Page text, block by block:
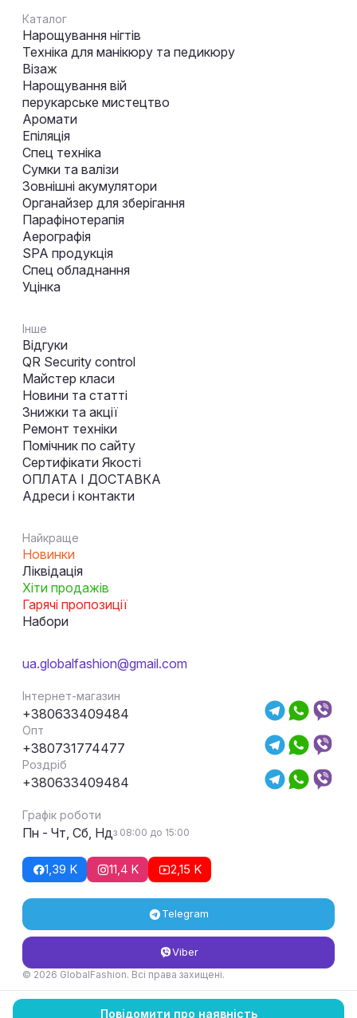
Каталог
Нарощування нігтів
Техніка для манікюру та педикюру
Візаж
Нарощування вій
перукарське мистецтво
Аромати
Епіляція
Спец техніка
Сумки та валізи
Зовнішні акумулятори
Органайзер для зберігання
Парафінотерапія
Аерографія
SPA продукція
Спец обладнання
Уцінка
Інше
Відгуки
QR Security control
Майстер класи
Новини та статті
Знижки та акції
Ремонт техніки
Помічник по сайту
Сертифікати Якості
ОПЛАТА І ДОСТАВКА
Адреси і контакти
Найкраще
Новинки
Ліквідація
Хіти продажів
Гарячі пропозиції
Набори
ua.globalfashion@gmail.com
Інтернет-магазин
+380633409484
Опт
+380731774477
Роздріб
+380633409484
Графік роботи
Пн - Чт, Сб, Ндз 08:00 до 15:00
1,39 K 11,4 K 2,15 K
Telegram
Viber
© 2026 GlobalFashion. Всі права захищені.
Умови повернення та обміну товару
Повідомити про наявність